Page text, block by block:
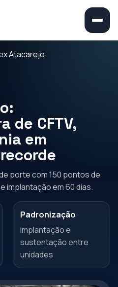
Atacarejo
de CFTV,
em
porte com 150 pontos de
implantação em 60 dias.
Padronização
implantação e
sustentação entre
unidades